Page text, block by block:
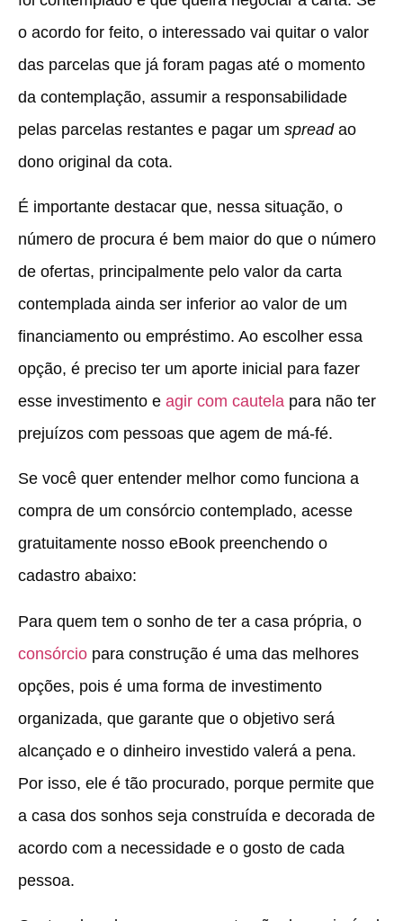
o acordo for feito, o interessado vai quitar o valor
das parcelas que já foram pagas até o momento
da contemplação, assumir a responsabilidade
pelas parcelas restantes e pagar um spread ao
dono original da cota.
É importante destacar que, nessa situação, o
número de procura é bem maior do que o número
de ofertas, principalmente pelo valor da carta
contemplada ainda ser inferior ao valor de um
financiamento ou empréstimo. Ao escolher essa
opção, é preciso ter um aporte inicial para fazer
esse investimento e agir com cautela para não ter
prejuízos com pessoas que agem de má-fé.
Se você quer entender melhor como funciona a
compra de um consórcio contemplado, acesse
gratuitamente nosso eBook preenchendo o
cadastro abaixo:
Para quem tem o sonho de ter a casa própria, o
consórcio para construção é uma das melhores
opções, pois é uma forma de investimento
organizada, que garante que o objetivo será
alcançado e o dinheiro investido valerá a pena.
Por isso, ele é tão procurado, porque permite que
a casa dos sonhos seja construída e decorada de
acordo com a necessidade e o gosto de cada
pessoa.